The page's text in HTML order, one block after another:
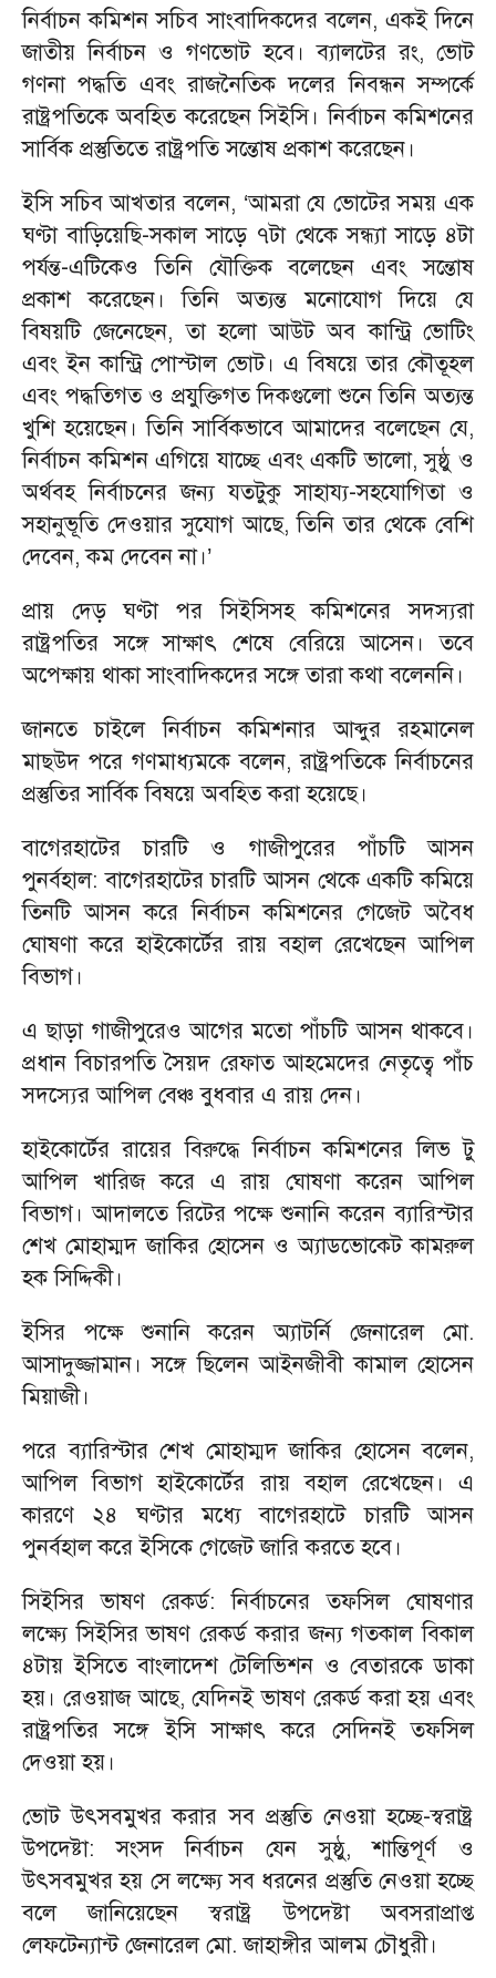
নির্বাচন কমিশন সচিব সাংবাদিকদের বলেন, একই দিনে
জাতীয় নির্বাচন ও গণভোট হবে। ব্যালটের রং, ভোট
গণনা পদ্ধতি এবং রাজনৈতিক দলের নিবন্ধন সম্পর্কে
রাষ্ট্রপতিকে অবহিত করেছেন সিইসি। নির্বাচন কমিশনের
সার্বিক প্রস্তুতিতে রাষ্ট্রপতি সন্তোষ প্রকাশ করেছেন।
ইসি সচিব আখতার বলেন, ‘আমরা যে ভোটের সময় এক
ঘণ্টা বাড়িয়েছি-সকাল সাড়ে ৭টা থেকে সন্ধ্যা সাড়ে ৪টা
পর্যন্ত-এটিকেও তিনি যৌক্তিক বলেছেন এবং সন্তোষ
প্রকাশ করেছেন। তিনি অত্যন্ত মনোযোগ দিয়ে যে
বিষয়টি জেনেছেন, তা হলো আউট অব কান্ট্রি ভোটিং
এবং ইন কান্ট্রি পোস্টাল ভোট। এ বিষয়ে তার কৌতূহল
এবং পদ্ধতিগত ও প্রযুক্তিগত দিকগুলো শুনে তিনি অত্যন্ত
খুশি হয়েছেন। তিনি সার্বিকভাবে আমাদের বলেছেন যে,
নির্বাচন কমিশন এগিয়ে যাচ্ছে এবং একটি ভালো, সুষ্ঠু ও
অর্থবহ নির্বাচনের জন্য যতটুকু সাহায্য-সহযোগিতা ও
সহানুভূতি দেওয়ার সুযোগ আছে, তিনি তার থেকে বেশি
দেবেন, কম দেবেন না।’
প্রায় দেড় ঘণ্টা পর সিইসিসহ কমিশনের সদস্যরা
রাষ্ট্রপতির সঙ্গে সাক্ষাৎ শেষে বেরিয়ে আসেন। তবে
অপেক্ষায় থাকা সাংবাদিকদের সঙ্গে তারা কথা বলেননি।
জানতে চাইলে নির্বাচন কমিশনার আব্দুর রহমানেল
মাছউদ পরে গণমাধ্যমকে বলেন, রাষ্ট্রপতিকে নির্বাচনের
প্রস্তুতির সার্বিক বিষয়ে অবহিত করা হয়েছে।
বাগেরহাটের চারটি ও গাজীপুরের পাঁচটি আসন
পুনর্বহাল: বাগেরহাটের চারটি আসন থেকে একটি কমিয়ে
তিনটি আসন করে নির্বাচন কমিশনের গেজেট অবৈধ
ঘোষণা করে হাইকোর্টের রায় বহাল রেখেছেন আপিল
বিভাগ।
এ ছাড়া গাজীপুরেও আগের মতো পাঁচটি আসন থাকবে।
প্রধান বিচারপতি সৈয়দ রেফাত আহমেদের নেতৃত্বে পাঁচ
সদস্যের আপিল বেঞ্চ বুধবার এ রায় দেন।
হাইকোর্টের রায়ের বিরুদ্ধে নির্বাচন কমিশনের লিভ টু
আপিল খারিজ করে এ রায় ঘোষণা করেন আপিল
বিভাগ। আদালতে রিটের পক্ষে শুনানি করেন ব্যারিস্টার
শেখ মোহাম্মদ জাকির হোসেন ও অ্যাডভোকেট কামরুল
হক সিদ্দিকী।
ইসির পক্ষে শুনানি করেন অ্যাটর্নি জেনারেল মো.
আসাদুজ্জামান। সঙ্গে ছিলেন আইনজীবী কামাল হোসেন
মিয়াজী।
পরে ব্যারিস্টার শেখ মোহাম্মদ জাকির হোসেন বলেন,
আপিল বিভাগ হাইকোর্টের রায় বহাল রেখেছেন। এ
কারণে ২৪ ঘণ্টার মধ্যে বাগেরহাটে চারটি আসন
পুনর্বহাল করে ইসিকে গেজেট জারি করতে হবে।
সিইসির ভাষণ রেকর্ড: নির্বাচনের তফসিল ঘোষণার
লক্ষ্যে সিইসির ভাষণ রেকর্ড করার জন্য গতকাল বিকাল
৪টায় ইসিতে বাংলাদেশ টেলিভিশন ও বেতারকে ডাকা
হয়। রেওয়াজ আছে, যেদিনই ভাষণ রেকর্ড করা হয় এবং
রাষ্ট্রপতির সঙ্গে ইসি সাক্ষাৎ করে সেদিনই তফসিল
দেওয়া হয়।
ভোট উৎসবমুখর করার সব প্রস্তুতি নেওয়া হচ্ছে-স্বরাষ্ট্র
উপদেষ্টা: সংসদ নির্বাচন যেন সুষ্ঠু, শান্তিপূর্ণ ও
উৎসবমুখর হয় সে লক্ষ্যে সব ধরনের প্রস্তুতি নেওয়া হচ্ছে
বলে জানিয়েছেন স্বরাষ্ট্র উপদেষ্টা অবসরাপ্রাপ্ত
লেফটেন্যান্ট জেনারেল মো. জাহাঙ্গীর আলম চৌধুরী।